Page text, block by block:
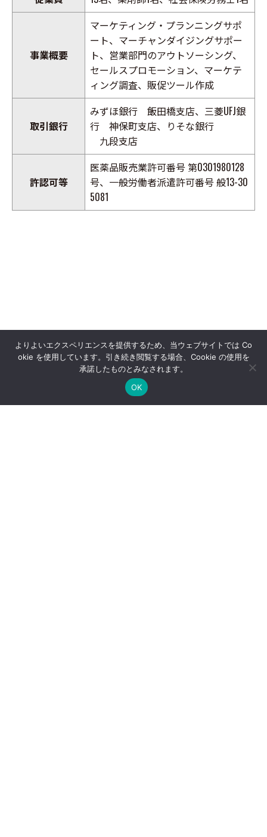
事業概要
マーケティング・プランニングサポ
ート、マーチャンダイジングサポー
ト、営業部門のアウトソーシング、
セールスプロモーション、マーケテ
ィング調査、販促ツール作成
取引銀行
みずほ銀行 飯田橋支店、三菱UFJ銀
行
神保町支店、りそな銀行
九段支店
許認可等
医薬品販売業許可番号 第0301980128
号、一般労働者派遣許可番号 般13-30
5081
よりよいエクスペリエンスを提供するため、当ウェブサイトでは Co
okie を使用しています。引き続き閲覧する場合、Cookie の使用を
承諾したものとみなされます。
OK